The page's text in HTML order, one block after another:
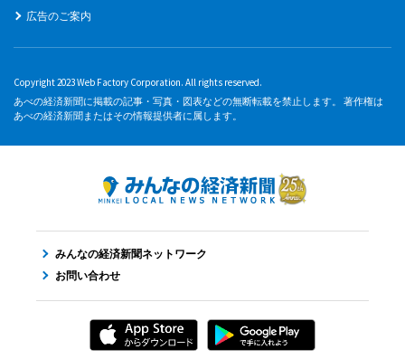
広告のご案内
Copyright 2023 Web Factory Corporation. All rights reserved.
あべの経済新聞に掲載の記事・写真・図表などの無断転載を禁止します。 著作権は
あべの経済新聞またはその情報提供者に属します。
みんなの経済新聞ネットワーク
お問い合わせ